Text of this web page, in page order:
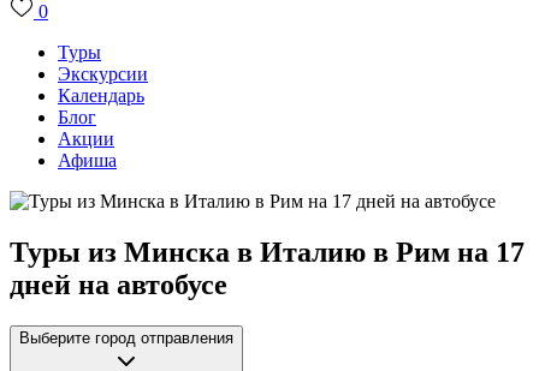
0
Туры
Экскурсии
Календарь
Блог
Акции
Афиша
Туры из Минска в Италию в Рим на 17
дней на автобусе
Выберите город отправления